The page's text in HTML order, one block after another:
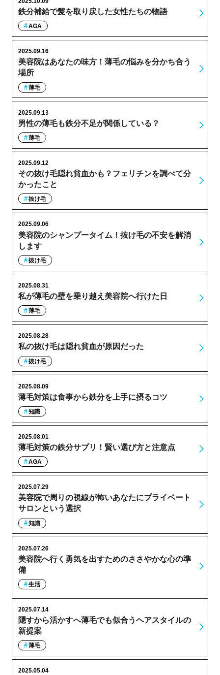
鉄分補給で髪を取り戻した女性たちの物語
AGA
美容院はあなたの味方！薄毛の悩みを分かち合う
場所
2025.09.16
薄毛
男性の薄毛も鉄分不足が関係している？
2025.09.13
薄毛
その抜け毛隠れ貧血かも？フェリチンを調べて分
かったこと
2025.09.12
抜け毛
美容院のシャンプータイム！抜け毛の不安を解消
します
2025.09.06
抜け毛
私が薄毛の壁を乗り越え美容院へ行けた日
2025.08.31
薄毛
私の抜け毛は隠れ貧血が原因だった
2025.08.28
抜け毛
薄毛対策は食事から鉄分を上手に摂るコツ
2025.08.09
知識
薄毛対策の鉄分サプリ！賢い選び方と注意点
2025.08.01
AGA
美容院で周りの視線が怖いあなたにプライベート
サロンという選択
2025.07.29
知識
美容院へ行く勇気を出すためのささやかな心の準
備
2025.07.26
生活
隠すから活かすへ薄毛でも似合うヘアスタイルの
新提案
2025.07.14
薄毛
2025.05.04